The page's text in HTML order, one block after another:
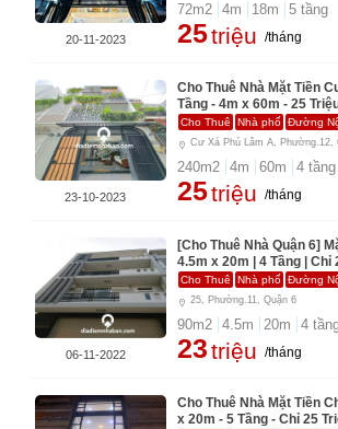
72m2 4m 18m 5 tầng
25triệu /tháng
20-11-2023
Cho Thuê Nhà Mặt Tiền
Tầng - 4m x 60m - 25
Cho Thuê Nhà phố Đường
Cư Xá Phú Lâm A, Phường.12,
240m2 4m 60m 4 tầng
25triệu /tháng
23-10-2023
[Cho Thuê Nhà Quận 6]
4.5m x 20m | 4 Tầng | Chỉ
Cho Thuê Nhà phố Đường
25, Phường.11, Quận 6
90m2 4.5m 20m 4
23triệu /tháng
06-11-2022
Cho Thuê Nhà Mặt Tiền
x 20m - 5 Tầng - Chỉ 25